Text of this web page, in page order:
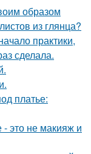
образом
из глянца?
практики,
сделала.
платье:
это не макияж и